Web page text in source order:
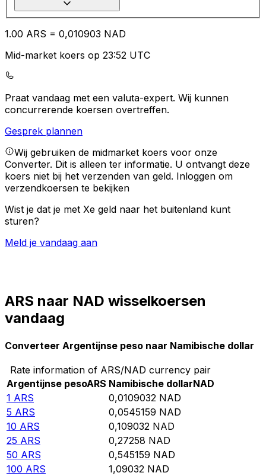
1.00 ARS = 0,010903 NAD
Mid-market koers op 23:52 UTC
Praat vandaag met een valuta-expert. Wij kunnen
concurrerende koersen overtreffen.
Gesprek plannen
Wij gebruiken de midmarket koers voor onze
Converter. Dit is alleen ter informatie. U ontvangt deze
koers niet bij het verzenden van geld. Inloggen om
verzendkoersen te bekijken
Wist je dat je met Xe geld naar het buitenland kunt
sturen?
Meld je vandaag aan
ARS naar NAD wisselkoersen
vandaag
Converteer Argentijnse peso naar Namibische dollar
Rate information of ARS/NAD currency pair
Argentijnse pesoARS Namibische dollarNAD
1 ARS 0,0109032 NAD
5 ARS 0,0545159 NAD
10 ARS 0,109032 NAD
25 ARS 0,27258 NAD
50 ARS 0,545159 NAD
100 ARS 1,09032 NAD